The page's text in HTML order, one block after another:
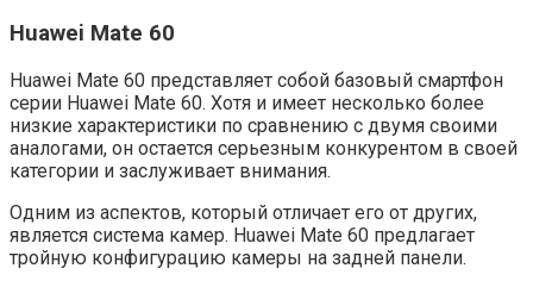
Huawei Mate 60
Huawei Mate 60 представляет собой базовый смартфон
серии Huawei Mate 60. Хотя и имеет несколько более
низкие характеристики по сравнению с двумя своими
аналогами, он остается серьезным конкурентом в своей
категории и заслуживает внимания.
Одним из аспектов, который отличает его от других,
является система камер. Huawei Mate 60 предлагает
тройную конфигурацию камеры на задней панели.